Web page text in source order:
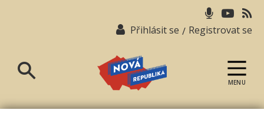
Přihlásit se / Registrovat se
republika
MENU